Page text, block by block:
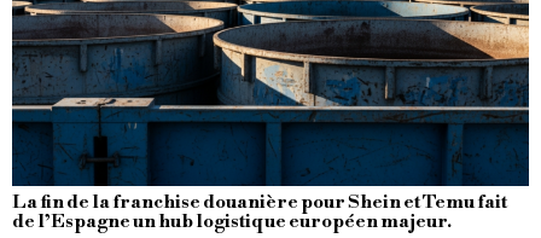
La fin de la franchise douanière pour Shein et Temu fait
de l’Espagne un hub logistique européen majeur.